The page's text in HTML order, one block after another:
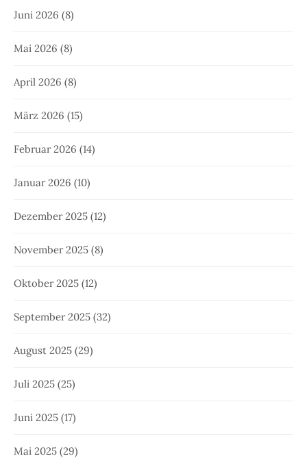
Juni 2026 (8)
Mai 2026 (8)
April 2026 (8)
März 2026 (15)
Februar 2026 (14)
Januar 2026 (10)
Dezember 2025 (12)
November 2025 (8)
Oktober 2025 (12)
September 2025 (32)
August 2025 (29)
Juli 2025 (25)
Juni 2025 (17)
Mai 2025 (29)